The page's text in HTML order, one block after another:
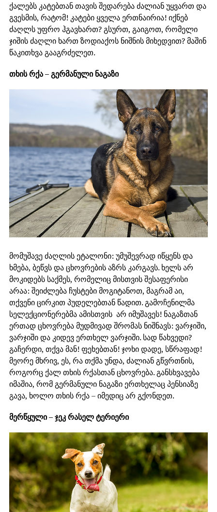
ქალებს კატებთან თავის შედარება ძალიან უყვართ და
გვესმის, რატომ! კატები ყველა ერთნაირია! იქნებ
ძაღლს უფრო ჰგავხართ? გსურთ, გაიგოთ, რომელი
ჯიშის ძაღლი ხართ ზოდიაქოს ნიშნის მიხედვით? მაშინ
წაკითხვა გააგრძელეთ.
თხის რქა – გერმანული ნაგაზი
მომუშავე ძაღლის ეტალონი: უმუშევრად იწყენს და
ხმება, ბეწვს და ცხოვრების აზრს კარგავს. ხელს არ
მოკიდებს საქმეს, რომელიც მისთვის შესაფერისი
არაა: შეიძლება ჩუსტები მოგიტანოთ, მაგრამ აი,
თქვენი ცირკით პუდელებთან წადით. გამოჩენილმა
სელექციონერებმა ამისთვის არ იმუშავეს! ნაგაზთან
ერთად ცხოვრება მუდმივად შრომას ნიშნავს: ვარჯიში,
ვარჯიში და კიდევ ერთხელ ვარჯიში. სად წახვედი?
გაჩერდი, თქვა მან! ფეხებთან! ჯოხი დადე, სწრაფად!
მეორე მხრივ, ეს, რა თქმა უნდა, ძალიან გწვრთნის,
როგორც ქალ თხის რქასთან ცხოვრება. განსხვავება
იმაშია, რომ გერმანული ნაგაზი ერთხელაც პენსიაზე
გავა, ხოლო თხის რქა – იმედიც არ გქონდეთ.
მერწყული – ჯეკ რასელ ტერიერი